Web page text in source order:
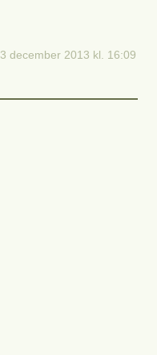
3 december 2013 kl. 16:09